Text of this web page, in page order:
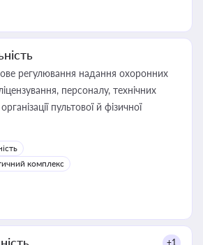
регулювання надання охоронних
персоналу, технічних
пультової й фізичної
комплекс
+1